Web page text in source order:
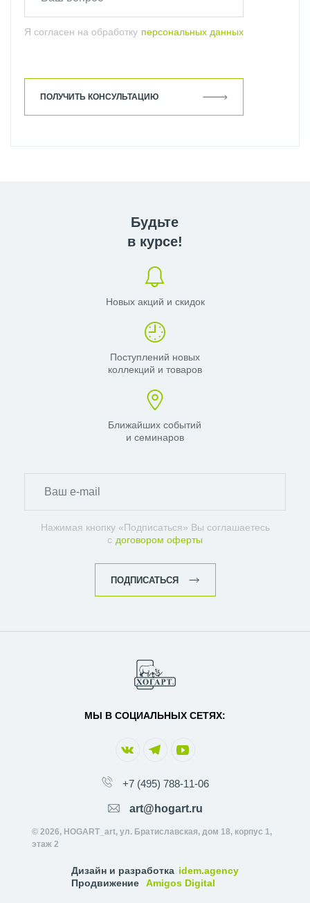
Я согласен на обработку персональных данных
ПОЛУЧИТЬ КОНСУЛЬТАЦИЮ
Будьте
в курсе!
Новых акций и скидок
Поступлений новых
коллекций и товаров
Ближайших событий
и семинаров
Нажимая кнопку «Подписаться» Вы соглашаетесь
с договором оферты
ПОДПИСАТЬСЯ
МЫ В СОЦИАЛЬНЫХ СЕТЯХ:
+7 (495) 788-11-06
art@hogart.ru
© 2026, HOGART_art, ул. Братиславская, дом 18, корпус 1,
этаж 2
Дизайн и разработка idem.agency
Продвижение
Amigos Digital